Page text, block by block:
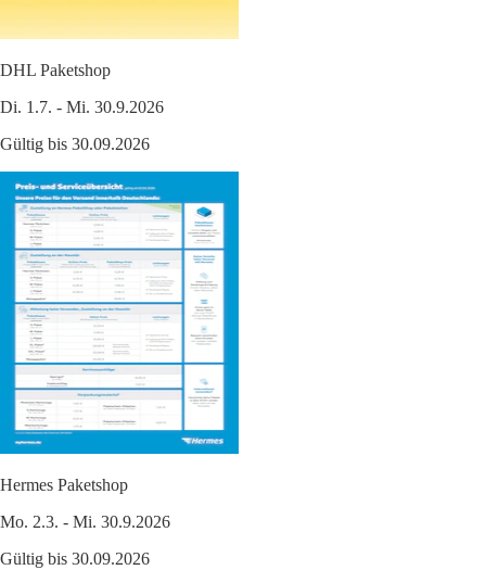
DHL Paketshop
Di. 1.7. - Mi. 30.9.2026
Gültig bis 30.09.2026
Hermes Paketshop
Mo. 2.3. - Mi. 30.9.2026
Gültig bis 30.09.2026